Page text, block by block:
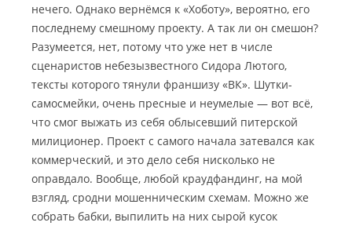
нечего. Однако вернёмся к «Хоботу», вероятно, его
последнему смешному проекту. А так ли он смешон?
Разумеется, нет, потому что уже нет в числе
сценаристов небезызвестного Сидора Лютого,
тексты которого тянули франшизу «ВК». Шутки-
самосмейки, очень пресные и неумелые — вот всё,
что смог выжать из себя облысевший питерской
милиционер. Проект с самого начала затевался как
коммерческий, и это дело себя нисколько не
оправдало. Вообще, любой краудфандинг, на мой
взгляд, сродни мошенническим схемам. Можно же
собрать бабки, выпилить на них сырой кусок